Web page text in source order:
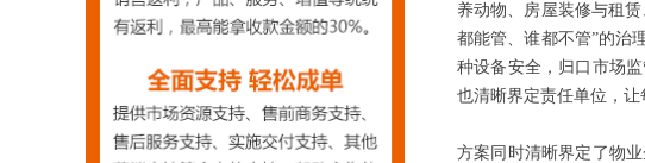
养动物、房屋装修与租
都能管、谁都不管”的治
种设备安全，归口市场
也清晰界定责任单位，让
方案同时清晰界定了物